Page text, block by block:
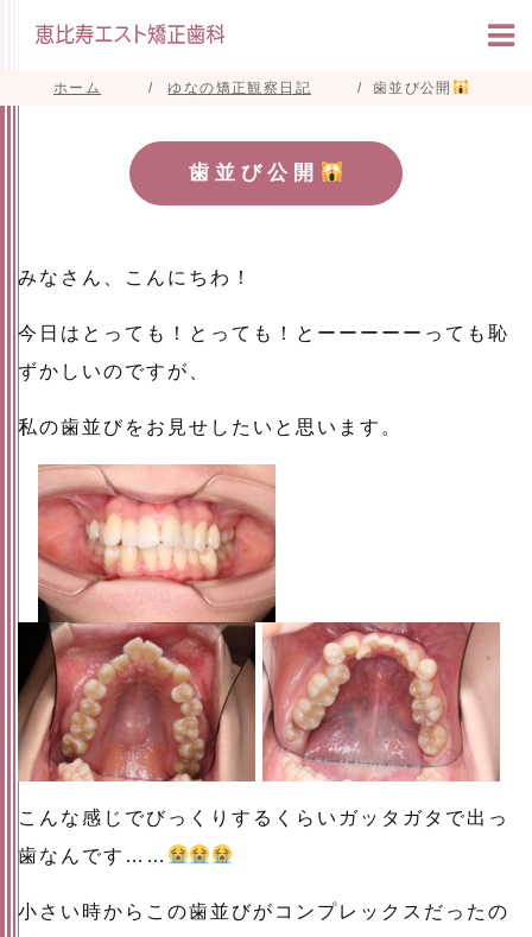
ホーム ゆなの矯正観察日記 歯並び公開
歯並び公開
みなさん、こんにちわ！
今日はとっても！とっても！とーーーーーっても恥
ずかしいのですが、
私の歯並びをお見せしたいと思います。
こんな感じでびっくりするくらいガッタガタで出っ
歯なんです……
小さい時からこの歯並びがコンプレックスだったの